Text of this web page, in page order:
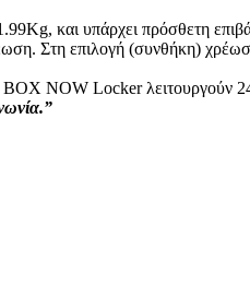
και υπάρχει πρόσθετη
Στη επιλογή (συνθήκη)
ΒΟΧ ΝΟW Locker λειτουργούν